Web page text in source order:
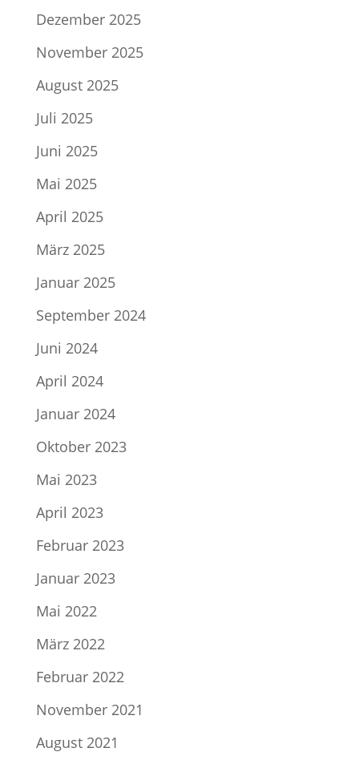
Dezember 2025
November 2025
August 2025
Juli 2025
Juni 2025
Mai 2025
April 2025
März 2025
Januar 2025
September 2024
Juni 2024
April 2024
Januar 2024
Oktober 2023
Mai 2023
April 2023
Februar 2023
Januar 2023
Mai 2022
März 2022
Februar 2022
November 2021
August 2021